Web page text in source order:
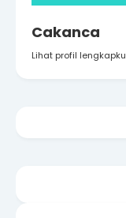
Cakanca
Lihat profil lengkapku